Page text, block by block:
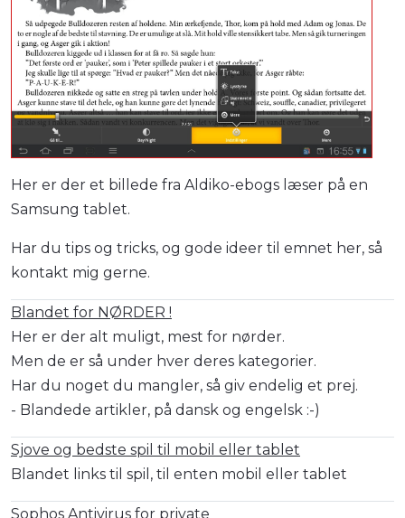
Her er der et billede fra Aldiko-ebogs læser på en
Samsung tablet.
Har du tips og tricks, og gode ideer til emnet her, så
kontakt mig gerne.
Blandet for NØRDER !
Her er der alt muligt, mest for nørder.
Men de er så under hver deres kategorier.
Har du noget du mangler, så giv endelig et prej.
- Blandede artikler, på dansk og engelsk :-)
Sjove og bedste spil til mobil eller tablet
Blandet links til spil, til enten mobil eller tablet
Sophos Antivirus for private